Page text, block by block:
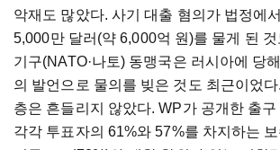
악재도 많았다. 사기 대출 혐의가 법정에
5,000만 달러(약 6,000억 원)를 물게 된
기구(NATO·나토) 동맹국은 러시아에 당
의 발언으로 물의를 빚은 것도 최근이었
층은 흔들리지 않았다. WP가 공개한 출구
각각 투표자의 61%와 57%를 차지하는